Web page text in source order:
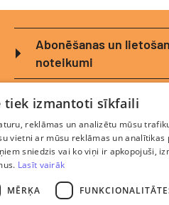
Abonēšanas un
noteikumi
Logotipi
tiek izmantoti sīkfaili
reklāmas un analizētu mūsu
vietni ar mūsu reklāmas un analītikas
sniedzis vai ko viņi ir apkopojuši,
Lasīt vairāk
MĒRĶA